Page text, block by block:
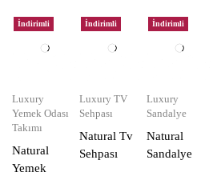
İndirimli
Luxury
Yemek Odası
Takımı
Natural
Yemek
İndirimli
Luxury TV
Sehpası
Natural Tv
Sehpası
İndirimli
Luxury
Sandalye
Natural
Sandalye